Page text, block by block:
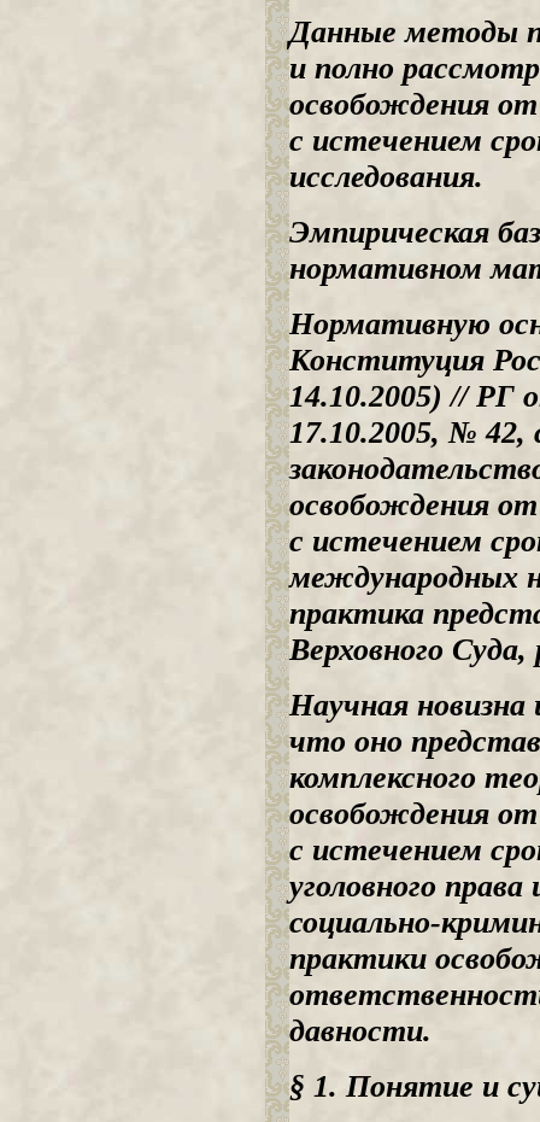
Данные методы
и полно
освобождения
с истечением
исследования.
Эмпирическая
нормативном
Нормативную
Конституция
14.10.2005) // РГ
17.10.2005, № 42,
освобождения
с истечением
международных
практика
Верховного
Научная
что оно
комплексного
освобождения
с истечением
уголовного
социально-
практики
давности.
§ 1. Понятие и